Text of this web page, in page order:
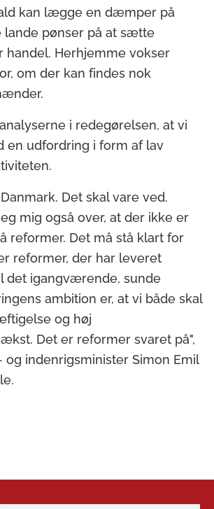
kan lægge en dæmper på
pønser på at sætte
handel. Herhjemme vokser
om der kan findes nok
i redegørelsen, at vi
en udfordring i form af lav
Det skal vare ved.
mig også over, at der ikke er
reformer. Det må stå klart for
reformer, der har leveret
det igangværende, sunde
ambition er, at vi både skal
og høj
Det er reformer svaret på",
og indenrigsminister Simon Emil